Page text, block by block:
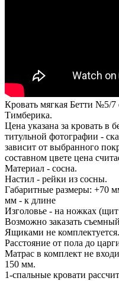
Кровать мягкая Бетти №5/7
Тимберика.
Цена указана за кровать в
титульной фотографии -
зависит от выбранного
составном цвете цена
Материал - сосна.
Настил - рейки из сосны.
Габаритные размеры: +70
мм - к длине
Изголовье - на ножках
Возможно заказать
Ящиками не комплектуется.
Расстояние от пола до
Матрас в комплект не
150 мм.
1-спальные кровати